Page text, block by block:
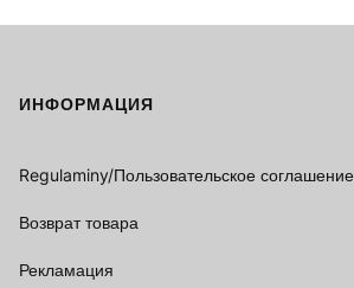
Footer menu
ИНФОРМАЦИЯ
Regulaminy/Пользовательское соглашение
Возврат товара
Рекламация